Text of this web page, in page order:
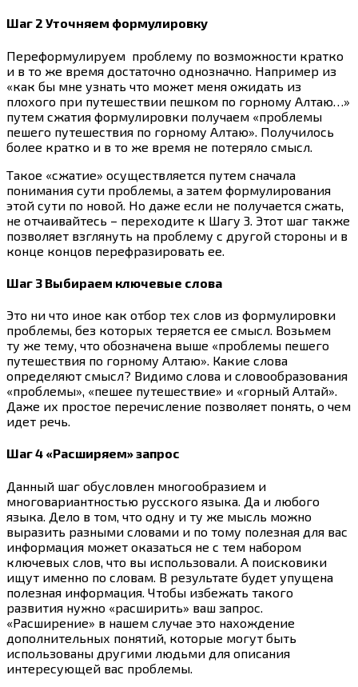
Шаг 2 Уточняем формулировку
Переформулируем проблему по возможности кратко
и в то же время достаточно однозначно. Например из
«как бы мне узнать что может меня ожидать из
плохого при путешествии пешком по горному Алтаю…»
путем сжатия формулировки получаем «проблемы
пешего путешествия по горному Алтаю». Получилось
более кратко и в то же время не потеряло смысл.
Такое «сжатие» осуществляется путем сначала
понимания сути проблемы, а затем формулирования
этой сути по новой. Но даже если не получается сжать,
не отчаивайтесь – переходите к Шагу 3. Этот шаг также
позволяет взглянуть на проблему с другой стороны и в
конце концов перефразировать ее.
Шаг 3 Выбираем ключевые слова
Это ни что иное как отбор тех слов из формулировки
проблемы, без которых теряется ее смысл. Возьмем
ту же тему, что обозначена выше «проблемы пешего
путешествия по горному Алтаю». Какие слова
определяют смысл? Видимо слова и словообразования
«проблемы», «пешее путешествие» и «горный Алтай».
Даже их простое перечисление позволяет понять, о чем
идет речь.
Шаг 4 «Расширяем» запрос
Данный шаг обусловлен многообразием и
многовариантностью русского языка. Да и любого
языка. Дело в том, что одну и ту же мысль можно
выразить разными словами и по тому полезная для вас
информация может оказаться не с тем набором
ключевых слов, что вы использовали. А поисковики
ищут именно по словам. В результате будет упущена
полезная информация. Чтобы избежать такого
развития нужно «расширить» ваш запрос.
«Расширение» в нашем случае это нахождение
дополнительных понятий, которые могут быть
использованы другими людьми для описания
интересующей вас проблемы.